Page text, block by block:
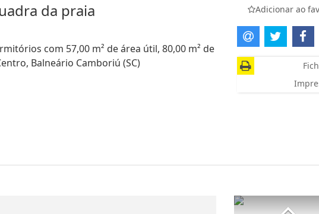
da praia
com 57,00 m² de área útil, 80,00 m² de
Balneário Camboriú (SC)
Adicionar ao